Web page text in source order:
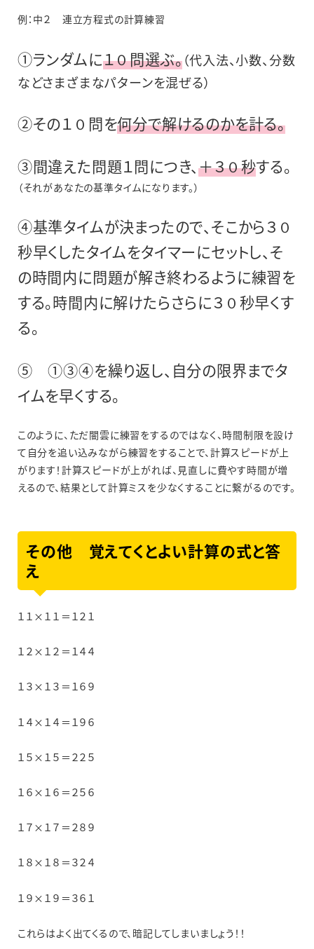
例：中２ 連立方程式の計算練習
①ランダムに１０問選ぶ。（代入法、小数、分数
などさまざまなパターンを混ぜる）
②その１０問を何分で解けるのかを計る。
③間違えた問題１問につき、＋３０秒する。
（それがあなたの基準タイムになります。）
④基準タイムが決まったので、そこから３０
秒早くしたタイムをタイマーにセットし、そ
の時間内に問題が解き終わるように練習を
する。時間内に解けたらさらに３０秒早くす
る。
⑤ ①③④を繰り返し、自分の限界までタ
イムを早くする。
このように、ただ闇雲に練習をするのではなく、時間制限を設け
て自分を追い込みながら練習をすることで、計算スピードが上
がります！計算スピードが上がれば、見直しに費やす時間が増
えるので、結果として計算ミスを少なくすることに繋がるのです。
その他 覚えてくとよい計算の式と答
え
１１×１１＝１２１
１２×１２＝１４４
１３×１３＝１６９
１４×１４＝１９６
１５×１５＝２２５
１６×１６＝２５６
１７×１７＝２８９
１８×１８＝３２４
１９×１９＝３６１
これらはよく出てくるので、暗記してしまいましょう！！